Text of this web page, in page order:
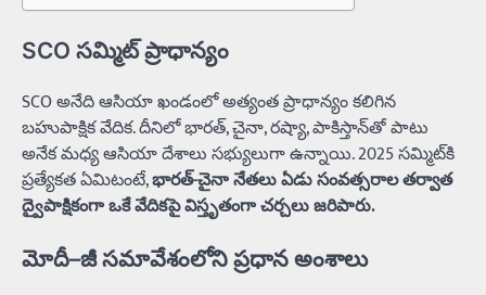
SCO సమ్మిట్ ప్రాధాన్యం
SCO అనేది ఆసియా ఖండంలో అత్యంత ప్రాధాన్యం కలిగిన
బహుపాక్షిక వేదిక. దీనిలో భారత్, చైనా, రష్యా, పాకిస్తాన్‌తో పాటు
అనేక మధ్య ఆసియా దేశాలు సభ్యులుగా ఉన్నాయి. 2025 సమ్మిట్‌కి
ప్రత్యేకత ఏమిటంటే,భారత్-చైనా నేతలు ఏడు సంవత్సరాల తర్వాత
ద్వైపాక్షికంగా ఒకే వేదికపై విస్తృతంగా చర్చలు జరిపారు.
మోదీ–జీ సమావేశంలోని ప్రధాన అంశాలు